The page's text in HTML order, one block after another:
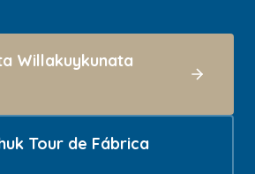
Willakuykunata
Tour de Fábrica